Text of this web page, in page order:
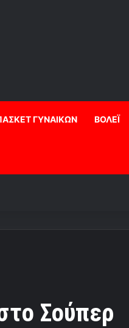
ΓΥΝΑΙΚΩΝ ΒΟΛΕΪ
Σούπερ